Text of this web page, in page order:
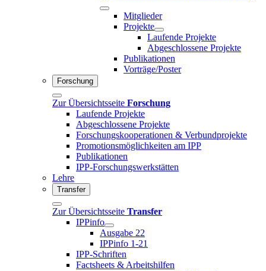
Mitglieder
Projekte
Laufende Projekte
Abgeschlossene Projekte
Publikationen
Vorträge/Poster
Forschung
Zur Übersichtsseite Forschung
Laufende Projekte
Abgeschlossene Projekte
Forschungskooperationen & Verbundprojekte
Promotionsmöglichkeiten am IPP
Publikationen
IPP-Forschungswerkstätten
Lehre
Transfer
Zur Übersichtsseite Transfer
IPPinfo
Ausgabe 22
IPPinfo 1-21
IPP-Schriften
Factsheets & Arbeitshilfen